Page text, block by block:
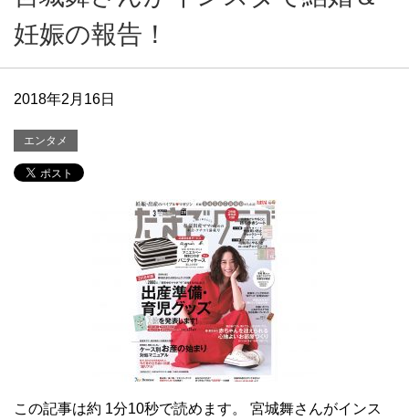
妊娠の報告！
2018年2月16日
エンタメ
この記事は約 1分10秒で読めます。 宮城舞さんがインス